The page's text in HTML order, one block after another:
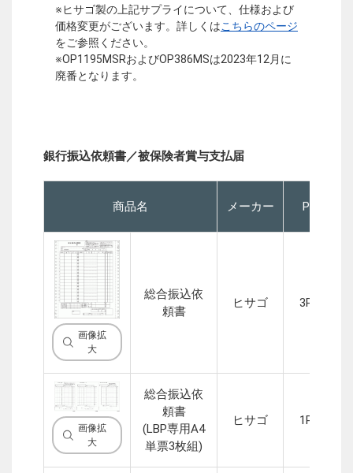
※ヒサゴ製の上記サプライについて、仕様および
価格変更がございます。詳しくはこちらのページ
をご参照ください。
※OP1195MSRおよびOP386MSは2023年12月に
廃番となります。
銀行振込依頼書／被保険者賞与支払届
商品名 メーカー P
画像拡
大
総合振込依
頼書
ヒサゴ 3P
画像拡
大
総合振込依
頼書
(LBP専用A4
単票3枚組)
ヒサゴ 1P